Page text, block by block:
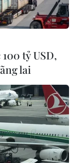
kinh tế
ngày 15/2 cho
nghĩa năm
tỷ USD,
lai